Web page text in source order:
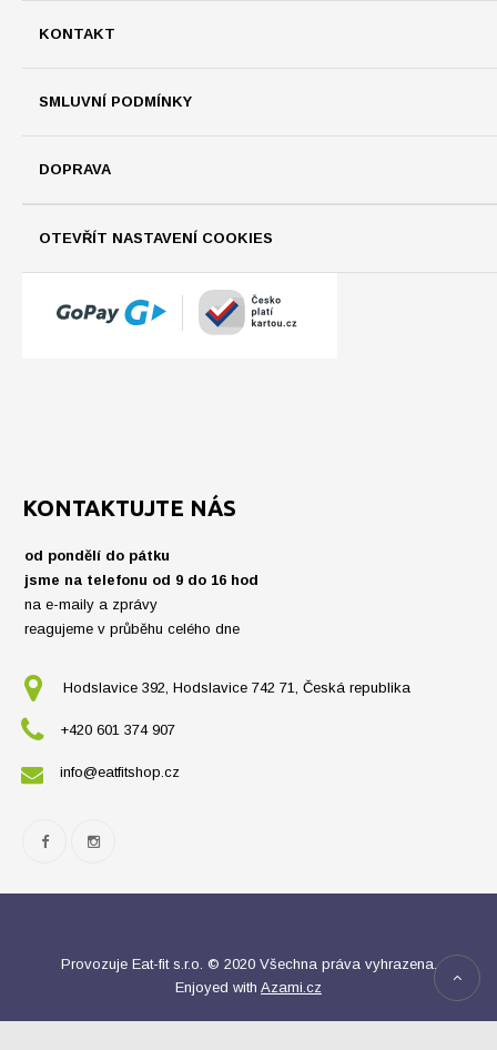
KONTAKT
SMLUVNÍ PODMÍNKY
DOPRAVA
OTEVŘÍT NASTAVENÍ COOKIES
KONTAKTUJTE NÁS
od pondělí do pátku
jsme na telefonu od 9 do 16 hod
na e-maily a zprávy
reagujeme v průběhu celého dne
Hodslavice 392, Hodslavice 742 71, Česká republika
+420 601 374 907
info@eatfitshop.cz
Provozuje Eat-fit s.r.o. © 2020 Všechna práva vyhrazena.
Enjoyed with Azami.cz